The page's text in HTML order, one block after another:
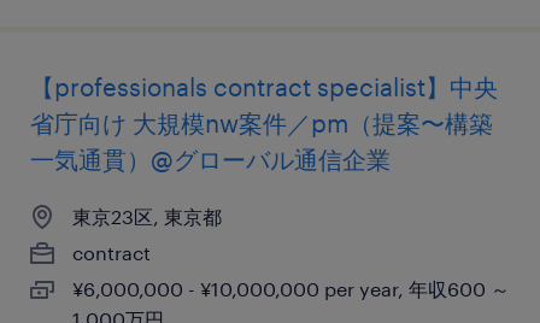
【professionals contract specialist】中央
省庁向け 大規模nw案件／pm（提案〜構築
一気通貫）@グローバル通信企業
東京23区, 東京都
contract
¥6,000,000 - ¥10,000,000 per year, 年収600 ～